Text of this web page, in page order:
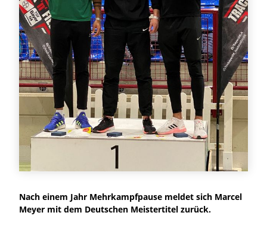
Nach einem Jahr Mehrkampfpause meldet sich Marcel
Meyer mit dem Deutschen Meistertitel zurück.